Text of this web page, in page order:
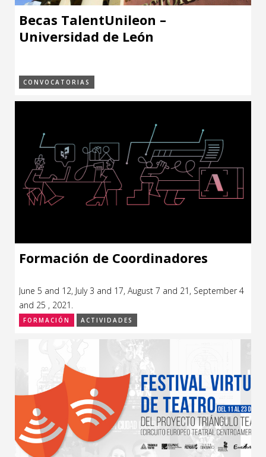
Becas TalentUnileon –
Universidad de León
CONVOCATORIAS
Formación de Coordinadores
June 5 and 12, July 3 and 17, August 7 and 21, September 4
and 25 , 2021.
FORMACIÓN ACTIVIDADES